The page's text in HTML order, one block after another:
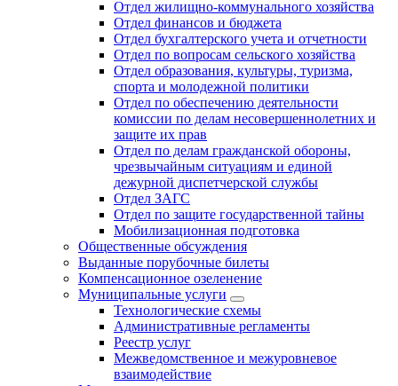
Отдел жилищно-коммунального хозяйства
Отдел финансов и бюджета
Отдел бухгалтерского учета и отчетности
Отдел по вопросам сельского хозяйства
Отдел образования, культуры, туризма,
спорта и молодежной политики
Отдел по обеспечению деятельности
комиссии по делам несовершеннолетних и
защите их прав
Отдел по делам гражданской обороны,
чрезвычайным ситуациям и единой
дежурной диспетчерской службы
Отдел ЗАГС
Отдел по защите государственной тайны
Мобилизационная подготовка
Общественные обсуждения
Выданные порубочные билеты
Компенсационное озеленение
Муниципальные услуги
Технологические схемы
Административные регламенты
Реестр услуг
Межведомственное и межуровневое
взаимодействие